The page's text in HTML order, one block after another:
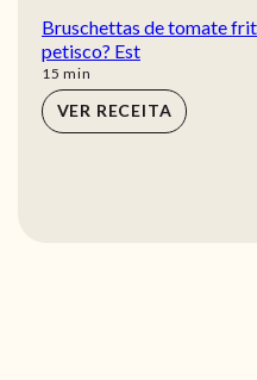
Bruschettas de tomate
petisco? Est
15 min
min
VER RECEITA